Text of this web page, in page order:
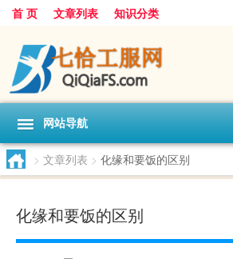
首 页 文章列表 知识分类
网站导航
> 文章列表 > 化缘和要饭的区别
化缘和要饭的区别